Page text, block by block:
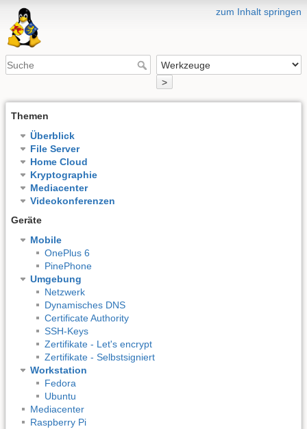
zum Inhalt springen
>
Themen
Überblick
File Server
Home Cloud
Kryptographie
Mediacenter
Videokonferenzen
Geräte
Mobile
OnePlus 6
PinePhone
Umgebung
Netzwerk
Dynamisches DNS
Certificate Authority
SSH-Keys
Zertifikate - Let's encrypt
Zertifikate - Selbstsigniert
Workstation
Fedora
Ubuntu
Mediacenter
Raspberry Pi